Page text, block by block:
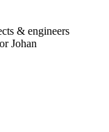
& engineers
Johan